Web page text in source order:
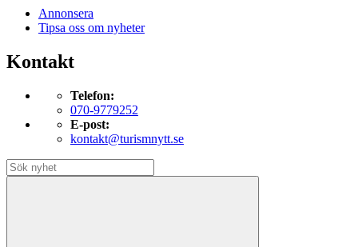
Annonsera
Tipsa oss om nyheter
Kontakt
Telefon:
070-9779252
E-post:
kontakt@turismnytt.se